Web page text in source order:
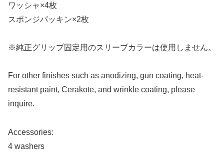
ワッシャ×4枚
スポンジパッキン×2枚
※純正グリップ固定用のスリーブカラーは使用しません。
For other finishes such as anodizing, gun coating, heat-
resistant paint, Cerakote, and wrinkle coating, please
inquire.
Accessories:
4 washers